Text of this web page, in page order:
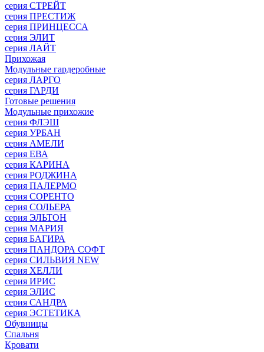
серия СТРЕЙТ
серия ПРЕСТИЖ
серия ПРИНЦЕССА
серия ЭЛИТ
серия ЛАЙТ
Прихожая
Модульные гардеробные
серия ЛАРГО
серия ГАРДИ
Готовые решения
Модульные прихожие
серия ФЛЭШ
серия УРБАН
серия АМЕЛИ
серия ЕВА
серия КАРИНА
серия РОДЖИНА
серия ПАЛЕРМО
серия СОРЕНТО
серия СОЛЬЕРА
серия ЭЛЬТОН
серия МАРИЯ
серия БАГИРА
серия ПАНДОРА СОФТ
серия СИЛЬВИЯ NEW
серия ХЕЛЛИ
серия ИРИС
серия ЭЛИС
серия САНДРА
серия ЭСТЕТИКА
Обувницы
Спальня
Кровати